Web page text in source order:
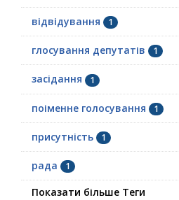
відвідування 1
глосування депутатів 1
засідання 1
поіменне голосування 1
присутність 1
рада 1
Показати більше Теги